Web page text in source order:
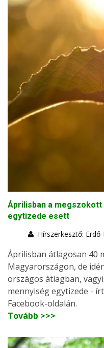
Áprilisban a
egytizede esett
Hírszerkesztő:
Áprilisban átlagosan 40
Magyarországon, de
országos átlagban,
mennyiség egytizede -
Facebook-oldalán.
Tovább >>>